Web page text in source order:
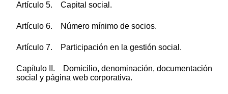
Artículo 5. Capital social.
Artículo 6. Número mínimo de socios.
Artículo 7. Participación en la gestión social.
Capítulo II. Domicilio, denominación, documentación
social y página web corporativa.